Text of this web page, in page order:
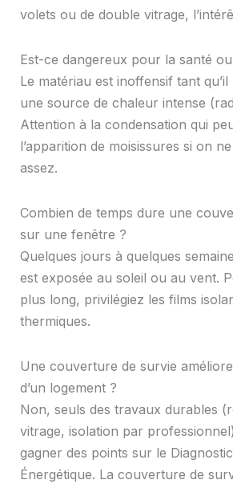
volets ou de double vitrage,
Est-ce dangereux pour la santé
Le matériau est inoffensif tant
une source de chaleur intense
Attention à la condensation qui
l’apparition de moisissures si on
assez.
Combien de temps dure une
sur une fenêtre ?
Quelques jours à quelques
est exposée au soleil ou au vent.
plus long, privilégiez les films
thermiques.
Une couverture de survie
d’un logement ?
Non, seuls des travaux durables
vitrage, isolation par
gagner des points sur le
Énergétique. La couverture de